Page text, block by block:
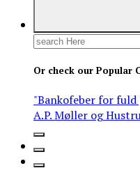
Search
Or check our Popular
"Bankofeber for fuld
A.P. Møller og